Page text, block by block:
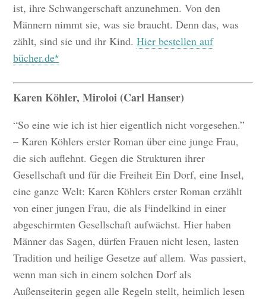
ist, ihre Schwangerschaft anzunehmen. Von den
Männern nimmt sie, was sie braucht. Denn das, was
zählt, sind sie und ihr Kind.Hier bestellen auf
bücher.de
Karen Köhler, Miroloi (Carl Hanser)
“So eine wie ich ist hier eigentlich nicht vorgesehen.”
– Karen Köhlers erster Roman über eine junge Frau,
die sich auflehnt. Gegen die Strukturen ihrer
Gesellschaft und für die Freiheit Ein Dorf, eine Insel,
eine ganze Welt: Karen Köhlers erster Roman erzählt
von einer jungen Frau, die als Findelkind in einer
abgeschirmten Gesellschaft aufwächst. Hier haben
Männer das Sagen, dürfen Frauen nicht lesen, lasten
Tradition und heilige Gesetze auf allem. Was passiert,
wenn man sich in einem solchen Dorf als
Außenseiterin gegen alle Regeln stellt, heimlich lesen